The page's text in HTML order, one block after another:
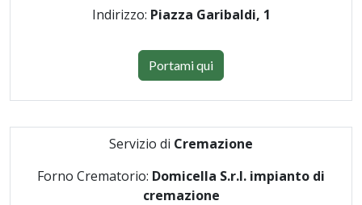
Indirizzo: Piazza Garibaldi, 1
Portami qui
Servizio di Cremazione
Forno Crematorio: Domicella S.r.l. impianto di
cremazione